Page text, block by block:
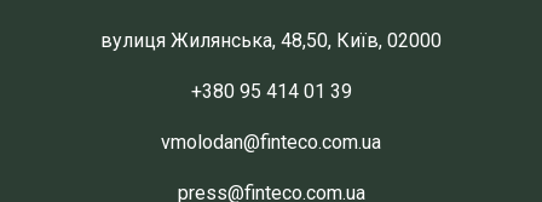
вулиця Жилянська, 48,50, Київ, 02000
+380 95 414 01 39
vmolodan@finteco.com.ua
press@finteco.com.ua